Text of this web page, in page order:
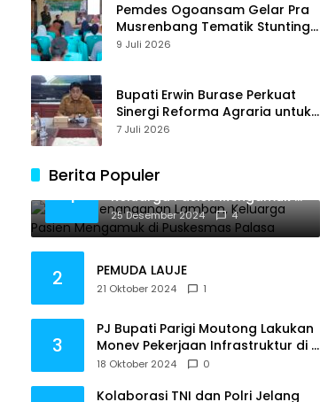
Pemdes Ogoansam Gelar Pra
Musrenbang Tematik Stunting
dan RKPDes 2027
9 Juli 2026
Bupati Erwin Burase Perkuat
Sinergi Reforma Agraria untuk
Kepastian Hak Atas Tanah
7 Juli 2026
Berita Populer
1
Diduga Penanganan Lamban,
Keluarga Pasien Mengamuk di
Puskesmas Palasa
25 Desember 2024 4
2 PEMUDA LAUJE
21 Oktober 2024 1
3
PJ Bupati Parigi Moutong Lakukan
Monev Pekerjaan Infrastruktur di 3
Kecamatan
18 Oktober 2024 0
Kolaborasi TNI dan Polri Jelang